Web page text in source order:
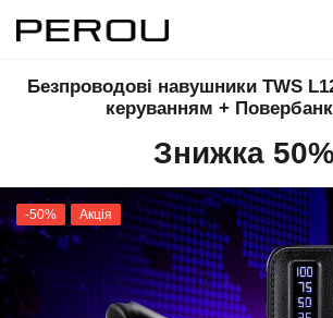
Безпроводові навушники TWS
керуванням +
Знижка
-50% Акція